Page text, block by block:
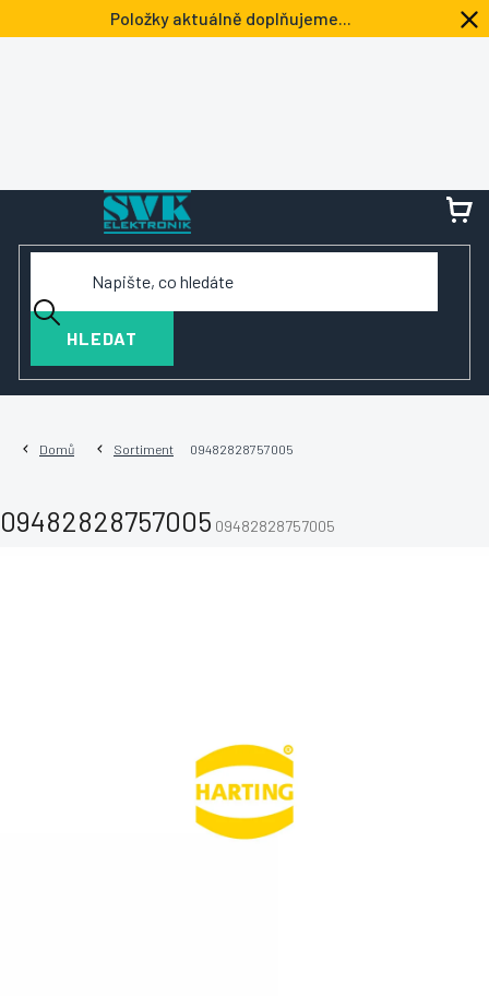
na
Položky aktuálně doplňujeme...
HLEDAT
Domů Sortiment 09482828757005
09482828757005 09482828757005